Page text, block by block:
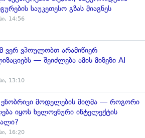
საუკეთესო გზას მიაგნეს
14:56
ვერ ვპოულობთ არამიწიერ
— შეიძლება ამის მიზეზი AI
13:10
მოდელების მიღმა — როგორი
იყოს ხელოვნური ინტელექტის
16:20